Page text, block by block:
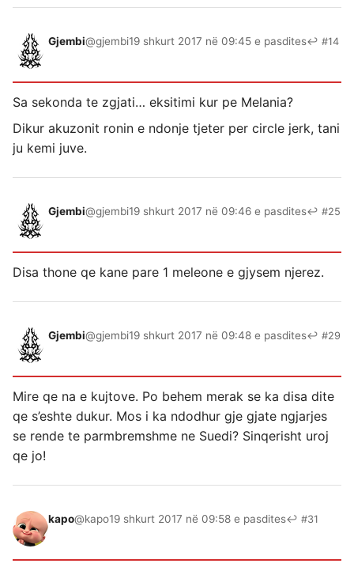
Gjembi@gjembi19 shkurt 2017 në 09:45 e pasdites↩ #14
Sa sekonda te zgjati… eksitimi kur pe Melania?
Dikur akuzonit ronin e ndonje tjeter per circle jerk, tani
ju kemi juve.
Gjembi@gjembi19 shkurt 2017 në 09:46 e pasdites↩ #25
Disa thone qe kane pare 1 meleone e gjysem njerez.
Gjembi@gjembi19 shkurt 2017 në 09:48 e pasdites↩ #29
Mire qe na e kujtove. Po behem merak se ka disa dite
qe s’eshte dukur. Mos i ka ndodhur gje gjate ngjarjes
se rende te parmbremshme ne Suedi? Sinqerisht uroj
qe jo!
kapo@kapo19 shkurt 2017 në 09:58 e pasdites↩ #31